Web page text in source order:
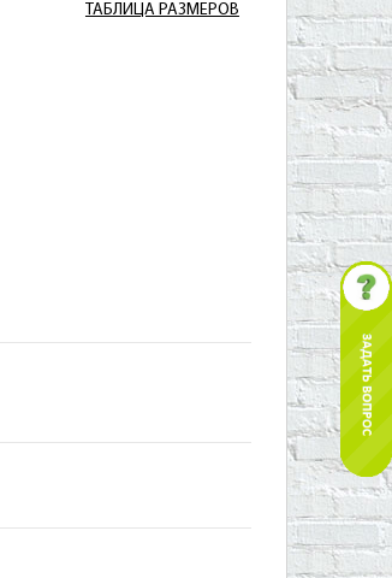
ТАБЛИЦА РАЗМЕРОВ